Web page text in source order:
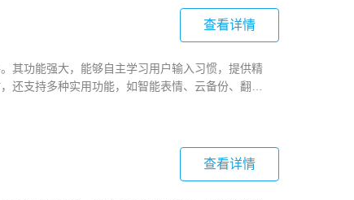
查看详情
其功能强大，能够自主学习用户输入习惯，提供精
还支持多种实用功能，如智能表情、云备份、翻译
查看详情